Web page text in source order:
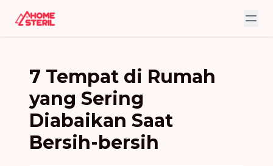
7 Tempat di Rumah
yang Sering
Diabaikan Saat
Bersih-bersih